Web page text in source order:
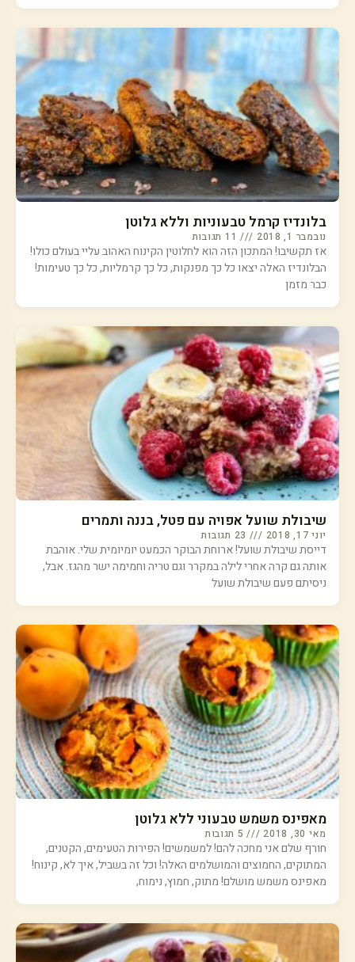
בלונדיז קרמל טבעוניות וללא גלוטן
נובמבר 1, 2018
אז תקשיבו! המתכון הזה הוא לחלוטין הקינוח האהוב עליי בעולם כולו!
הבלונדיז האלה יצאו כל כך מפנקות, כל כך קרמליות, כל כך טעימות!
כבר מזמן
שיבולת שועל אפויה עם פטל, בננה ותמרים
יוני 17, 2018
דייסת שיבולת שועל! ארוחת הבוקר הכמעט יומיומית שלי. אוהבת
אותה גם קרה אחרי לילה במקרר וגם טריה וחמימה ישר מהגז. אבל,
ניסיתם פעם שיבולת שועל
מאפינס משמש טבעוני ללא גלוטן
מאי 30, 2018 5 תגובות
חורף שלם אני מחכה להם! למשמשים! הפירות הטעימים, הקטנים,
המתוקים, החמוצים והמושלמים האלה! וכל זה בשביל, איך לא, קינוח!
מאפינס משמש מושלם! מתוק, חמוץ, נימוח,